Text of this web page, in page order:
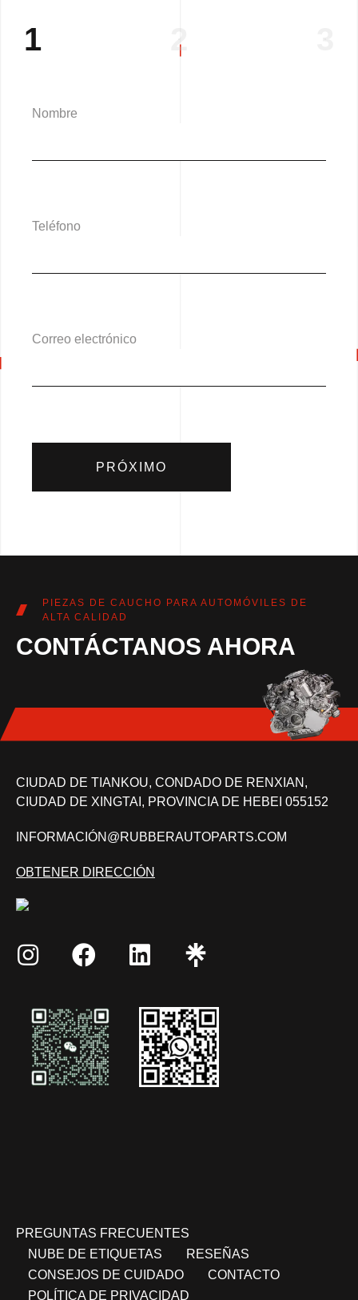
1
2 3
Nombre
Teléfono
Correo electrónico
PRÓXIMO
PIEZAS DE CAUCHO PARA AUTOMÓVILES DE
ALTA CALIDAD
CONTÁCTANOS AHORA
CIUDAD DE TIANKOU, CONDADO DE RENXIAN,
CIUDAD DE XINGTAI, PROVINCIA DE HEBEI 055152
INFORMACIÓN@RUBBERAUTOPARTS.COM
OBTENER DIRECCIÓN
PREGUNTAS FRECUENTES
NUBE DE ETIQUETAS
RESEÑAS
CONSEJOS DE CUIDADO
CONTACTO
POLÍTICA DE PRIVACIDAD